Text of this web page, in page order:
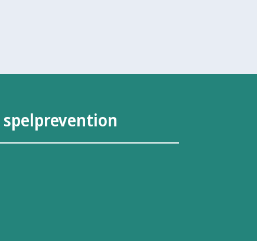
spelprevention